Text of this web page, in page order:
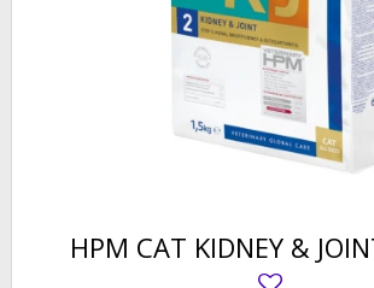
HPM CAT KIDNEY &